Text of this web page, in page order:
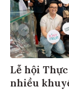
Lễ hội
nhiều